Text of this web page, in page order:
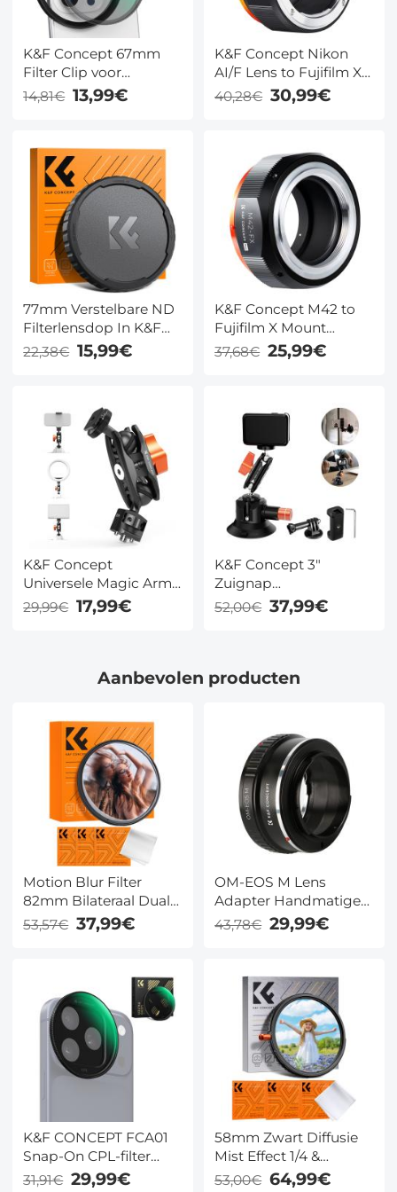
K&F Concept 67mm
Filter Clip voor
Smartphone –
Compatibel met
14,81€ 13,99€
K&F Concept Nikon
AI/F Lens to Fujifilm X
Mount Adapter
40,28€ 30,99€
77mm Verstelbare ND
Filterlensdop In K&F
Concept Kleurendoos
Voor Variabel Grijsfilter
22,38€ 15,99€
K&F Concept M42 to
Fujifilm X Mount
Adapter
37,68€ 25,99€
K&F Concept
Universele Magic Arm
met Cold Shoe
29,99€ 17,99€
K&F Concept 3"
Zuignap
Camerabevestiging
52,00€ 37,99€
Aanbevolen producten
Motion Blur Filter
82mm Bilateraal Dual
Motion Optisch Glas
voor Cameralens
53,57€ 37,99€
OM-EOS M Lens
Adapter Handmatige
Focus Compatibele
Olympus OM Lenzen
Camera Lichaam
43,78€ 29,99€
K&F CONCEPT FCA01
Snap-On CPL-filter
voor iPhone 17 Pro
31,91€ 29,99€
58mm Zwart Diffusie
Mist Effect 1/4 &
Variabel ND2-32 (1-5
53,00€ 64,99€